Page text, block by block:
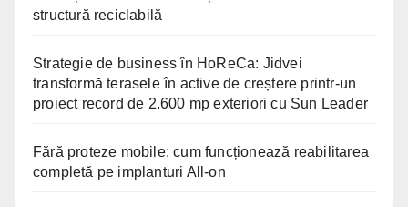
structură reciclabilă
Strategie de business în HoReCa: Jidvei
transformă terasele în active de creștere printr-un
proiect record de 2.600 mp exteriori cu Sun Leader
Fără proteze mobile: cum funcționează reabilitarea
completă pe implanturi All-on